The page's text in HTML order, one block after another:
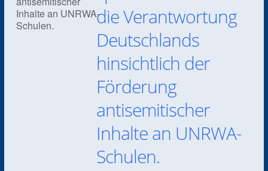
die Verantwortung
Deutschlands
hinsichtlich der
Förderung
antisemitischer
Inhalte an UNRWA-
Schulen.